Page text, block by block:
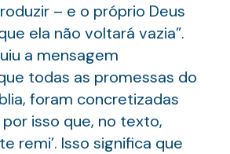
– e o próprio Deus
ela não voltará vazia”.
a mensagem
todas as promessas do
foram concretizadas
por isso que, no texto,
remi’. Isso significa que